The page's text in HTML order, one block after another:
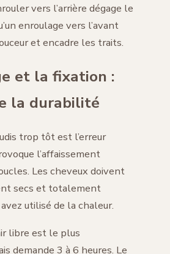
vers l’arrière dégage le
enroulage vers l’avant
et encadre les traits.
et la fixation :
la durabilité
trop tôt est l’erreur
l’affaissement
Les cheveux doivent
secs et totalement
utilisé de la chaleur.
libre est le plus
demande 3 à 6 heures. Le